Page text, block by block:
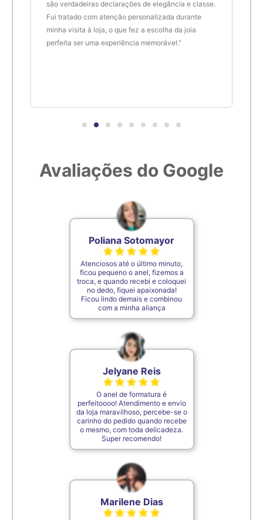
6,4cm 24
6,5cm
7cm 30
7,2cm
De acordo com o padrão ABNT
são verdadeiras declarações de elegância e classe.
Fui tratado com atenção personalizada durante
minha visita à loja, o que fez a escolha da joia
perfeita ser uma experiência memorável."
Avaliações do Google
Poliana Sotomayor
Atenciosos até o último minuto,
ficou pequeno o anel, fizemos a
troca, e quando recebi e coloquei
no dedo, fiquei apaixonada!
Ficou lindo demais e combinou
com a minha aliança
Jelyane Reis
O anel de formatura é
perfeitoooo! Atendimento e envio
da loja maravilhoso, percebe-se o
carinho do pedido quando recebe
o mesmo, com toda delicadeza.
Super recomendo!
Marilene Dias